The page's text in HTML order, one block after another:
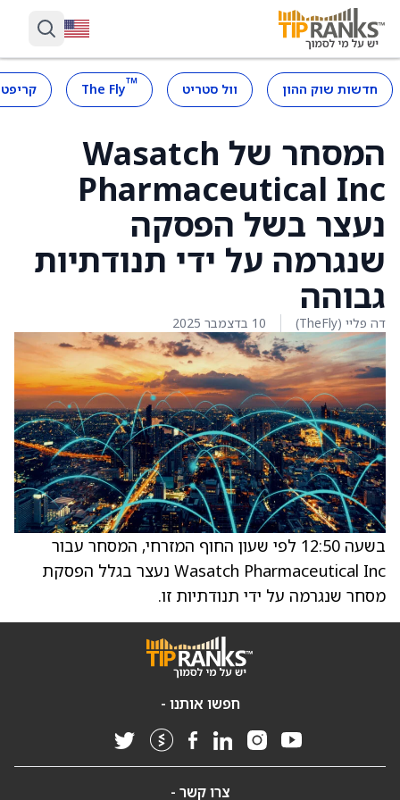
חדשות שוק ההון וול סטריט ™
The Fly
המסחר של Wasatch
Pharmaceutical Inc
נעצר בשל הפסקה
שנגרמה על ידי תנודתיות
גבוהה
דה פליי (TheFly) 10 בדצמבר 2025
בשעה 12:50 לפי שעון החוף המזרחי, המסחר עבור
Wasatch Pharmaceutical Inc נעצר בגלל הפסקת
מסחר שנגרמה על ידי תנודתיות זו.
חפשו אותנו -
צרו קשר -